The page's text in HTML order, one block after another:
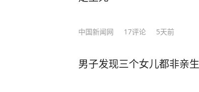
中国新闻网 17评论 5天前
男子发现三个女儿都非亲